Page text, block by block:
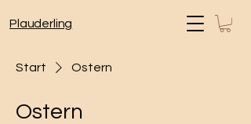
Plauderling
Start Ostern
Ostern